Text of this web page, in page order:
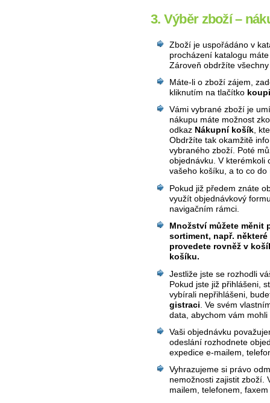
3. Výběr zboží –
Zboží je uspořádáno v
procházení katalogu
Zároveň obdržíte
Máte-li o zboží zájem,
kliknutím na tlačítko
Vámi vybrané zboží je
nákupu máte možnost
odkaz Nákupní košík,
Obdržíte tak okamžitě
vybraného zboží. Poté
objednávku. V kterémkoli
vašeho košíku, a to co
Pokud již předem znáte
využít objednávkový
navigačním rámci.
Množství můžete měnit
sortiment, např.
provedete rovněž v
košíku.
Jestliže jste se rozhodli
Pokud jste již přihlášeni,
vybírali nepřihlášeni,
gistraci . Ve svém
data, abychom vám
Vaši objednávku
odeslání rozhodnete
expedice e-mailem,
Vyhrazujeme si právo
nemožnosti zajistit zboží.
mailem, telefonem,